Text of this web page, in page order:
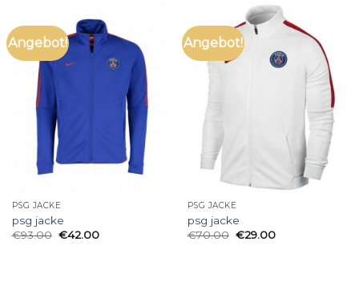
Angebot!
PSG JACKE
psg jacke
€93.00 €42.00
Angebot!
PSG JACKE
psg jacke
€70.00 €29.00